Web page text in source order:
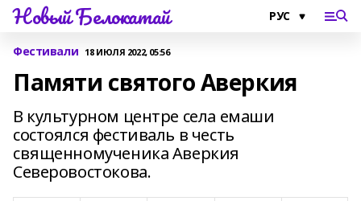
Новый Белокатай
Фестивали 18 ИЮЛЯ 2022, 05:56
Памяти святого Аверкия
В культурном центре села емаши
состоялся фестиваль в честь
священномученика Аверкия
Северовостокова.